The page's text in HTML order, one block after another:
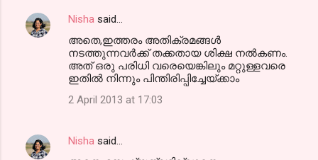
Nisha said…
അതെ,ഇത്തരം അതിക്രമങ്ങള്‍
നടത്തുന്നവര്‍ക്ക് തക്കതായ ശിക്ഷ നല്‍കണം.
അത് ഒരു പരിധി വരെയെങ്കിലും മറ്റുള്ളവരെ
ഇതില്‍ നിന്നും പിന്തിരിപ്പിച്ചേയ്ക്കാം
2 April 2013 at 17:03
Nisha said…